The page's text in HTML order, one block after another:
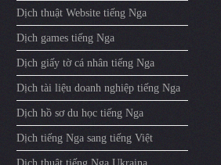
Dịch thuật Website tiếng Nga
Dịch games tiếng Nga
Dịch giấy tờ cá nhân tiếng Nga
Dịch tài liệu doanh nghiệp tiếng Nga
Dịch hồ sơ du học tiếng Nga
Dịch tiếng Nga sang tiếng Việt